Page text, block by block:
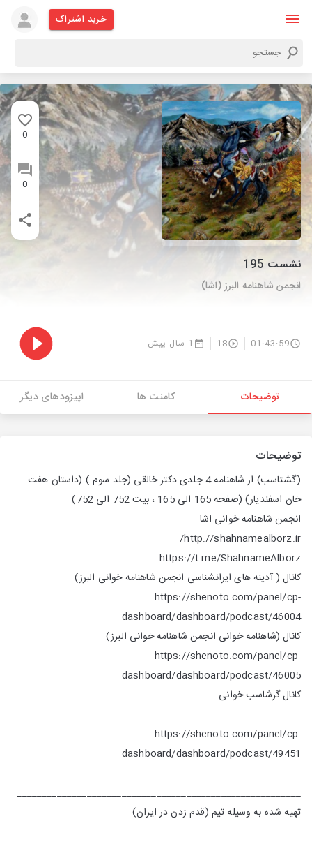
خرید اشتراک
0
0
نشست 195
انجمن شاهنامه البرز (اشا)
01:43:59
18 1 سال پیش
توضیحات کامنت ها اپیزودهای دیگر
توضیحات
(گشتاسب) از شاهنامه 4 جلدی دکتر خالقی (جلد سوم )
(داستان هفت
خان اسفندیار) (صفحه 165 الی 165 ، بیت 752 الی 752)
انجمن شاهنامه خوانی اشا
http://shahnamealborz.ir/
https://t.me/ShahnameAlborz
کانال ( آدینه های ایرانشناسی انجمن شاهنامه خوانی البرز)
https://shenoto.com/panel/cp-
dashboard/dashboard/podcast/46004
کانال (شاهنامه خوانی انجمن شاهنامه خوانی البرز)
https://shenoto.com/panel/cp-
dashboard/dashboard/podcast/46005
کانال گرشاسب خوانی
https://shenoto.com/panel/cp-
dashboard/dashboard/podcast/49451
_________________________________________________________
تهیه شده به وسیله تیم (قدم زدن در ایران)